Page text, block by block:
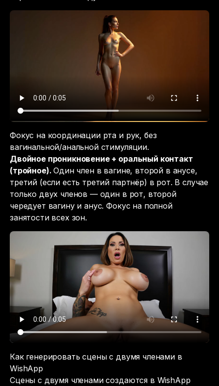
Фокус на координации рта и рук, без
вагинальной/анальной стимуляции.
Двойное проникновение + оральный контакт
(тройное).Один член в вагине, второй в анусе,
третий (если есть третий партнёр) в рот. В случае
только двух членов — один в рот, второй
чередует вагину и анус. Фокус на полной
занятости всех зон.
Как генерировать сцены с двумя членами в
WishApp
Сцены с двумя членами создаются в WishApp